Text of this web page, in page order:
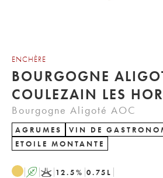
ENCHÈRE
BOURGOGNE
COULEZAIN LES
Bourgogne Aligoté AOC
AGRUMES
VIN DE
ETOILE MONTANTE
A K 12.5% 0.75 L